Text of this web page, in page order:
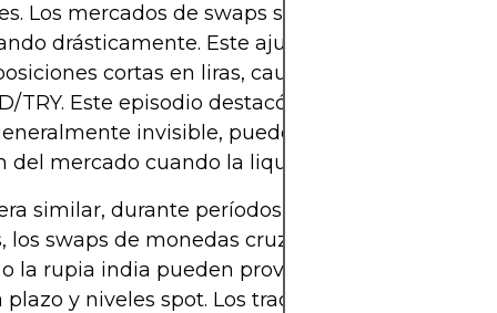
Los mercados de swaps se tensaron, con
drásticamente. Este ajuste forzó a muchos
cortas en liras, causando reversiones
TRY. Este episodio destacó cómo la mecánica
invisible, puede dictar
del mercado cuando la liquidez se agota.
similar, durante períodos de estrés en los
los swaps de monedas cruzadas que
la rupia india pueden provocar cambios
plazo y niveles spot. Los traders que observan